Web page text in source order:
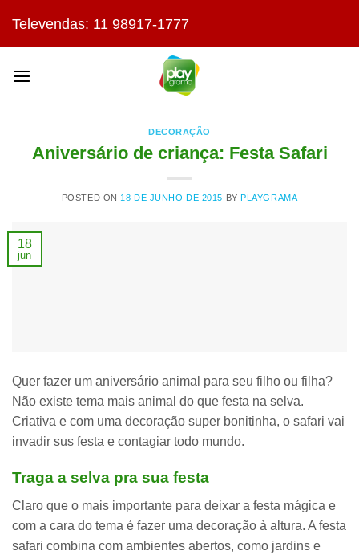
content
Televendas: 11 98917-1777
DECORAÇÃO
Aniversário de criança: Festa Safari
POSTED ON 18 DE JUNHO DE 2015 BYPLAYGRAMA
18
jun
Quer fazer um aniversário animal para seu filho ou filha?
Não existe tema mais animal do que festa na selva.
Criativa e com uma decoração super bonitinha, o safari vai
invadir sus festa e contagiar todo mundo.
Traga a selva pra sua festa
Claro que o mais importante para deixar a festa mágica e
com a cara do tema é fazer uma decoração à altura. A festa
safari combina com ambientes abertos, como jardins e